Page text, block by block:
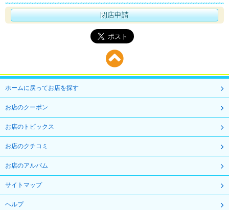
閉店申請
ホームに戻ってお店を探す
お店のクーポン
お店のトピックス
お店のクチコミ
お店のアルバム
サイトマップ
ヘルプ